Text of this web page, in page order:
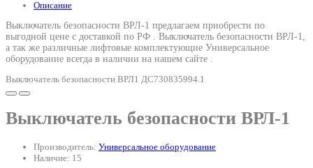
Описание
Выключатель безопасности ВРЛ-1 предлагаем приобрести по
выгодной цене с доставкой по РФ . Выключатель безопасности ВРЛ-1,
а так же различные лифтовые комплектующие Универсальное
оборудование всегда в наличии на нашем сайте .
Выключатель безопасности ВРЛ1 ДС730835994.1
Выключатель безопасности ВРЛ-1
Производитель: Универсальное оборудование
Наличие: 15